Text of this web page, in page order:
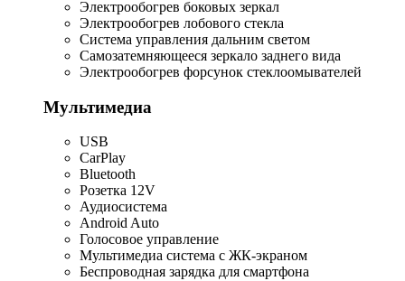
Электрообогрев боковых зеркал
Электрообогрев лобового стекла
Система управления дальним светом
Самозатемняющееся зеркало заднего вида
Электрообогрев форсунок стеклоомывателей
Мультимедиа
USB
CarPlay
Bluetooth
Розетка 12V
Аудиосистема
Android Auto
Голосовое управление
Мультимедиа система с ЖК-экраном
Беспроводная зарядка для смартфона